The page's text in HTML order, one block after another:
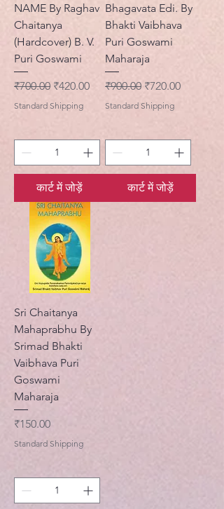
NAME By Raghav
Chaitanya
(Hardcover) B. V.
Puri Goswami
नियमित मूल्य
₹700.00 बिक्री मूल्य
₹420.00
Standard Shipping
कार्ट में जोड़ें
Bhagavata Edi. By
Bhakti Vaibhava
Puri Goswami
Maharaja
नियमित मूल्य
₹900.00 बिक्री मूल्य
₹720.00
Standard Shipping
कार्ट में जोड़ें
Sri Chaitanya
Mahaprabhu By
Srimad Bhakti
Vaibhava Puri
Goswami
Maharaja
मूल्य
₹150.00
Standard Shipping